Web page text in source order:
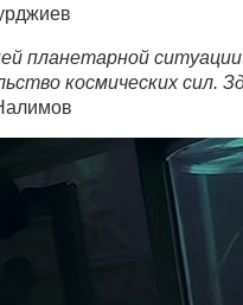
планетарной
космических сил.